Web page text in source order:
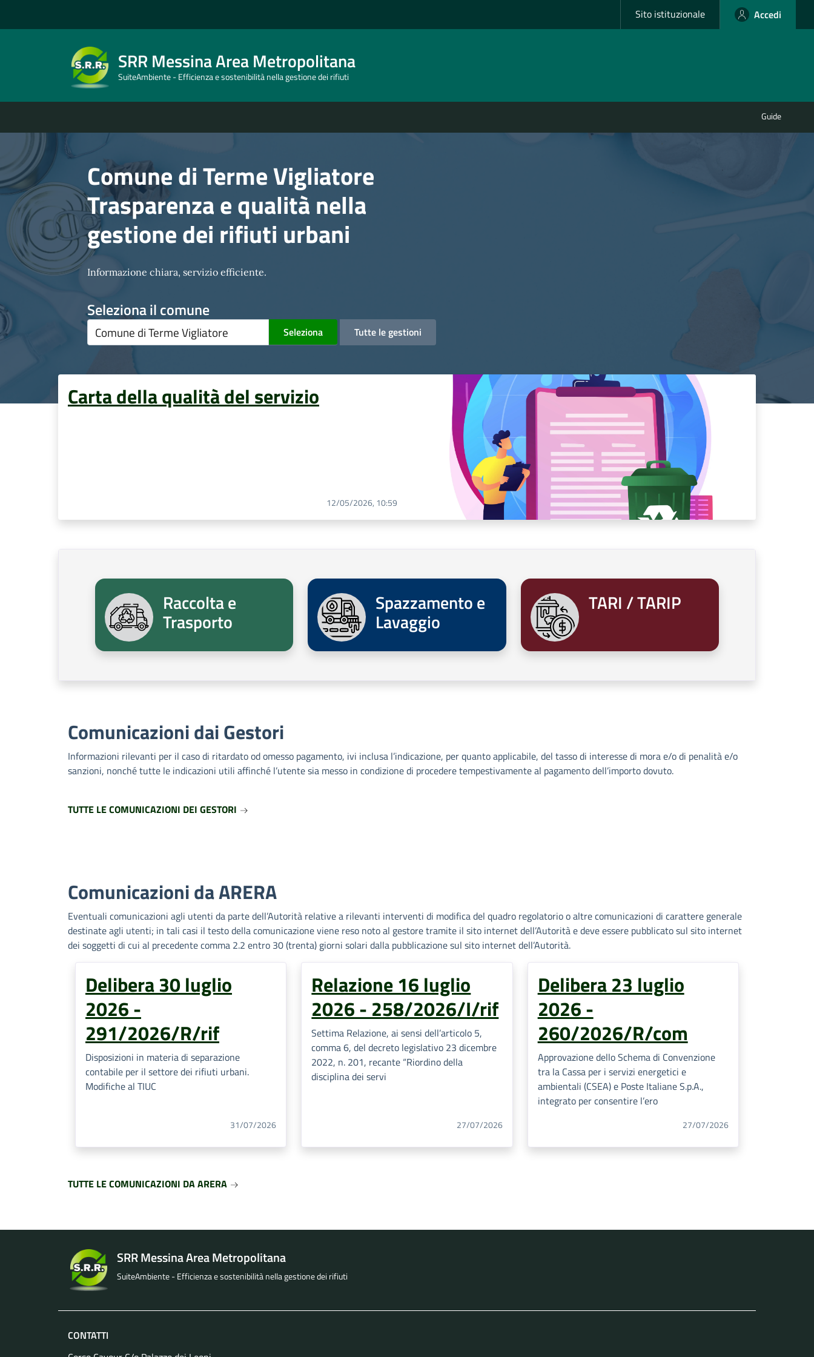
Sito istituzionale Accedi
SRR Messina Area Metropolitana
SuiteAmbiente - Efficienza e sostenibilità nella gestione dei rifiuti
Guide
Comune di Terme Vigliatore
Trasparenza e qualità nella
gestione dei rifiuti urbani
Informazione chiara, servizio efficiente.
Seleziona il comune
Seleziona Tutte le gestioni
Carta della qualità del servizio
12/05/2026, 10:59
Raccolta e
Trasporto
Spazzamento e
Lavaggio
TARI / TARIP
Comunicazioni dai Gestori
Informazioni rilevanti per il caso di ritardato od omesso pagamento, ivi inclusa l’indicazione, per quanto applicabile, del tasso di interesse di mora e/o di penalità e/o
sanzioni, nonché tutte le indicazioni utili affinché l’utente sia messo in condizione di procedere tempestivamente al pagamento dell’importo dovuto.
TUTTE LE COMUNICAZIONI DEI GESTORI
Comunicazioni da ARERA
Eventuali comunicazioni agli utenti da parte dell’Autorità relative a rilevanti interventi di modifica del quadro regolatorio o altre comunicazioni di carattere generale
destinate agli utenti; in tali casi il testo della comunicazione viene reso noto al gestore tramite il sito internet dell’Autorità e deve essere pubblicato sul sito internet
dei soggetti di cui al precedente comma 2.2 entro 30 (trenta) giorni solari dalla pubblicazione sul sito internet dell’Autorità.
Delibera 30 luglio
2026 -
291/2026/R/rif
Disposizioni in materia di separazione
contabile per il settore dei rifiuti urbani.
Modifiche al TIUC
31/07/2026
Relazione 16 luglio
2026 - 258/2026/I/rif
Settima Relazione, ai sensi dell’articolo 5,
comma 6, del decreto legislativo 23 dicembre
2022, n. 201, recante “Riordino della
disciplina dei servi
27/07/2026
Delibera 23 luglio
2026 -
260/2026/R/com
Approvazione dello Schema di Convenzione
tra la Cassa per i servizi energetici e
ambientali (CSEA) e Poste Italiane S.p.A.,
integrato per consentire l’ero
27/07/2026
TUTTE LE COMUNICAZIONI DA ARERA
SRR Messina Area Metropolitana
SuiteAmbiente - Efficienza e sostenibilità nella gestione dei rifiuti
CONTATTI